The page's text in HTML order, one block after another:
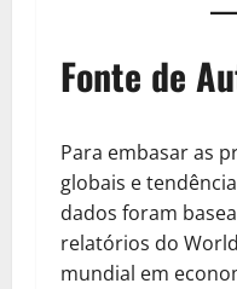
Fonte de
Para embasar as
globais e
dados foram
relatórios do
mundial em